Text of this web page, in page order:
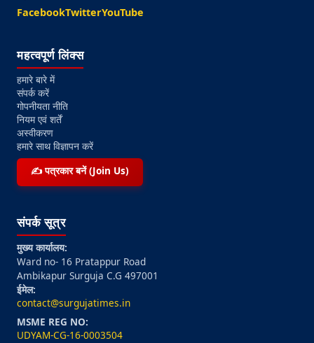
FacebookTwitterYouTube
महत्वपूर्ण लिंक्स
हमारे बारे में
संपर्क करें
गोपनीयता नीति
नियम एवं शर्तें
अस्वीकरण
हमारे साथ विज्ञापन करें
✍️ पत्रकार बनें (Join Us)
संपर्क सूत्र
मुख्य कार्यालय:
Ward no- 16 Pratappur Road
Ambikapur Surguja C.G 497001
ईमेल:
contact@surgujatimes.in
MSME REG NO:
UDYAM-CG-16-0003504